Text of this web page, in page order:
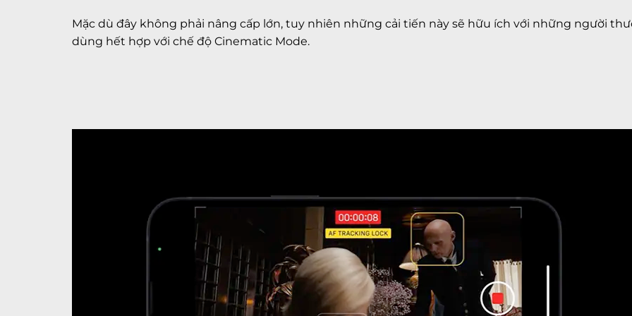
Mặc dù đây không phải nâng cấp lớn, tuy nhiên những cải tiến này sẽ hữu ích với những người
dùng hết hợp với chế độ Cinematic Mode.